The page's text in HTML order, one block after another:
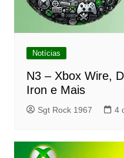
Notícias
N3 – Xbox Wire,
Iron e Mais
Sgt Rock 1967 4